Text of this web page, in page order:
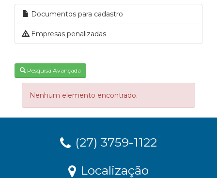
Documentos para cadastro
Empresas penalizadas
Pesquisa Avançada
Nenhum elemento encontrado.
(27) 3759-1122
Localização